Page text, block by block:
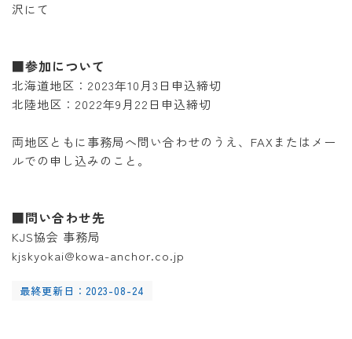
沢にて
■参加について
北海道地区：2023年10月3日申込締切
北陸地区：2022年9月22日申込締切
両地区ともに事務局へ問い合わせのうえ、FAXまたはメー
ルでの申し込みのこと。
■問い合わせ先
KJS協会 事務局
kjskyokai@kowa-anchor.co.jp
最終更新日：2023-08-24